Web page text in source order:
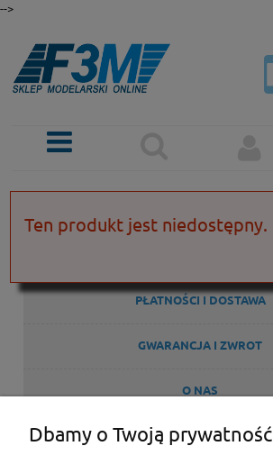
-->
Ten produkt jest niedostępny.
PŁATNOŚCI I DOSTAWA
GWARANCJA I ZWROT
O NAS
Dbamy o Twoją prywatność